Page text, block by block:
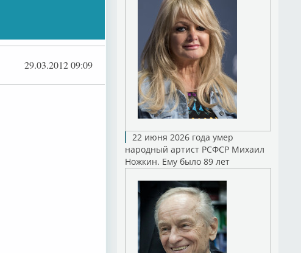
29.03.2012 09:09
22 июня 2026 года умер
народный артист РСФСР Михаил
Ножкин. Ему было 89 лет